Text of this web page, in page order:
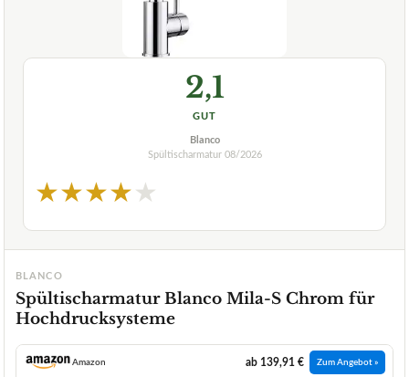
2,1
GUT
Blanco
Spültischarmatur 08/2026
★★★★★
BLANCO
Spültischarmatur Blanco Mila-S Chrom für
Hochdrucksysteme
Amazon ab 139,91 € Zum Angebot »